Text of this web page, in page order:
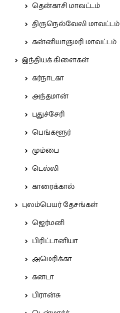
தென்காசி மாவட்டம்
திருநெல்வேலி மாவட்டம்
கன்னியாகுமரி மாவட்டம்
இந்தியக் கிளைகள்
கர்நாடகா
அந்தமான்
புதுச்சேரி
பெங்களூர்
மும்பை
டெல்லி
காரைக்கால்
புலம்பெயர் தேசங்கள்
ஜெர்மனி
பிரிட்டானியா
அமெரிக்கா
கனடா
பிரான்சு